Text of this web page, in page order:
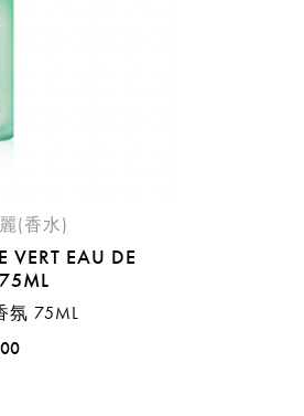
(香水)
VERT EAU DE
氛 75ML